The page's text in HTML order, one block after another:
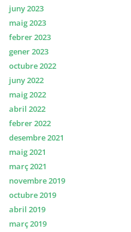
juny 2023
maig 2023
febrer 2023
gener 2023
octubre 2022
juny 2022
maig 2022
abril 2022
febrer 2022
desembre 2021
maig 2021
març 2021
novembre 2019
octubre 2019
abril 2019
març 2019